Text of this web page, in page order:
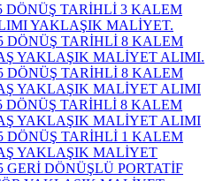
DÖNÜŞ TARİHLİ 3 KALEM
YAKLAŞIK MALİYET.
DÖNÜŞ TARİHLİ 8 KALEM
YAKLAŞIK MALİYET ALIMI.
DÖNÜŞ TARİHLİ 8 KALEM
YAKLAŞIK MALİYET ALIMI
DÖNÜŞ TARİHLİ 8 KALEM
YAKLAŞIK MALİYET ALIMI
DÖNÜŞ TARİHLİ 1 KALEM
YAKLAŞIK MALİYET
GERİ DÖNÜŞLÜ PORTATİF